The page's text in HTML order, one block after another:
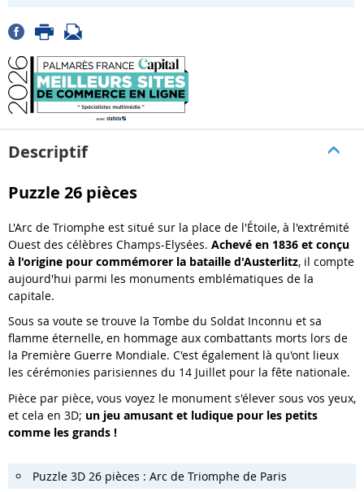
Descriptif
Puzzle 26 pièces
L'Arc de Triomphe est situé sur la place de l'Étoile, à l'extrémité
Ouest des célèbres Champs-Elysées. Achevé en 1836 et conçu
à l'origine pour commémorer la bataille d'Austerlitz, il compte
aujourd'hui parmi les monuments emblématiques de la
capitale.
Sous sa voute se trouve la Tombe du Soldat Inconnu et sa
flamme éternelle, en hommage aux combattants morts lors de
la Première Guerre Mondiale. C'est également là qu'ont lieux
les cérémonies parisiennes du 14 Juillet pour la fête nationale.
Pièce par pièce, vous voyez le monument s'élever sous vos yeux,
et cela en 3D; un jeu amusant et ludique pour les petits
comme les grands !
Puzzle 3D 26 pièces : Arc de Triomphe de Paris